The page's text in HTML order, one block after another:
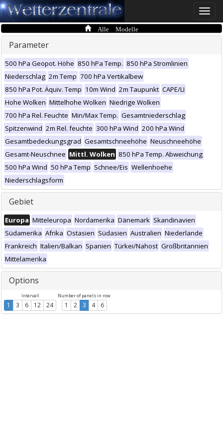
Toggle
Alle Modelle
Parameter
500 hPa Geopot. Höhe 850 hPa Temp. 850 hPa Stromlinien
Niederschlag 2m Temp 700 hPa Vertikalbew
850 hPa Pot. Äquiv. Temp 10m Wind 2m Taupunkt CAPE/LI
Hohe Wolken Mittelhohe Wolken Niedrige Wolken
700 hPa Rel. Feuchte Min/Max Temp. Gesamtniederschlag
Spitzenwind 2m Rel. feuchte 300 hPa Wind 200 hPa Wind
Gesamtbedeckungsgrad Gesamtschneehöhe Neuschneehöhe
Gesamt-Neuschnee Mittl. Wolken 850 hPa Temp. Abweichung
500 hPa Wind 50 hPa Temp Schnee/Eis Wellenhoehe
Niederschlagsform
Gebiet
Europa Mitteleuropa Nordamerika Dänemark Skandinavien
Südamerika Afrika Ostasien Südasien Australien Niederlande
Frankreich Italien/Balkan Spanien Türkei/Nahost Großbritannien
Mittelamerika
Options
Intervall
1 3 6 12 24
Number of panels in row
1 2 3 4 6